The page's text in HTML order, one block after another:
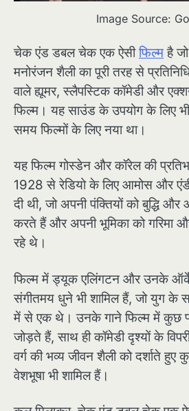
Image Source:
चेक एंड डबल चेक एक ऐसीफिल्महै
मनोरंजन शैली का पूरी तरह से
वाले ह्यूमर, स्लैपस्टिक कॉमेडी और
फिल्म। यह साउंड के उपयोग के लिए
समय फिल्मों के लिए नया था।
यह फिल्म गोस्डेन और कॉरेल की
1928 से रेडियो के लिए आमोस और
दी थी, जो अपनी पंक्तियों को बुद्धि
करते हैं और अपनी भूमिका को गरिमा
रहे थे।
फिल्म में ड्यूक एलिंगटन और उनके
संगीतमय धुने भी शामिल हैं, जो युग के
में से एक थे। उनके गाने फिल्म में कुछ
जोड़ते हैं, साथ ही कॉमेडी दृश्यों के
वर्ग की भव्य जीवन शैली को दर्शाते
वेशभूषा भी शामिल हैं।